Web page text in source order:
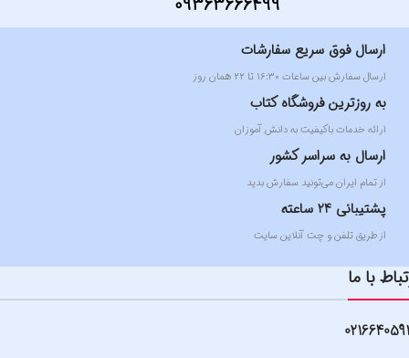
ارسال فوق سریع سفارشات
ارسال سفارش بین ساعات ۱۶:۳۰ تا ۲۲ همان روز
به روزترین فروشگاه کتاب
ارائه خدمات باکیفیت به دانش آموزان
ارسال به سراسر کشور
از تمام ایران می‌تونید سفارش بدید
پشتیبانی 24 ساعته
از طریق تلفن و چت آنلاین سایت
با ما